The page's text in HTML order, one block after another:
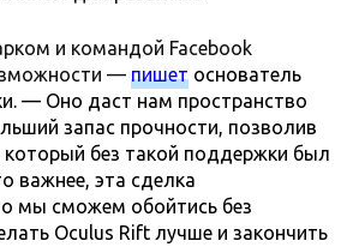
и командой Facebook
— пишет основатель
— Оно даст нам пространство
запас прочности, позволив
который без такой поддержки был
важнее, эта сделка
мы сможем обойтись без
Oculus Rift лучше и закончить